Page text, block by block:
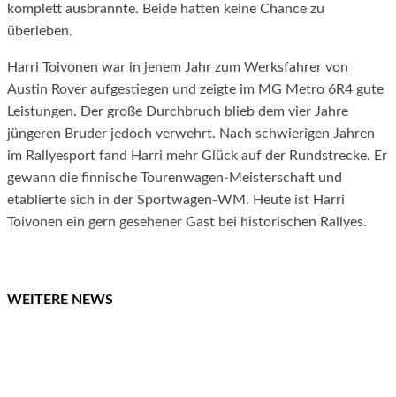
komplett ausbrannte. Beide hatten keine Chance zu
überleben.
Harri Toivonen war in jenem Jahr zum Werksfahrer von
Austin Rover aufgestiegen und zeigte im MG Metro 6R4 gute
Leistungen. Der große Durchbruch blieb dem vier Jahre
jüngeren Bruder jedoch verwehrt. Nach schwierigen Jahren
im Rallyesport fand Harri mehr Glück auf der Rundstrecke. Er
gewann die finnische Tourenwagen-Meisterschaft und
etablierte sich in der Sportwagen-WM. Heute ist Harri
Toivonen ein gern gesehener Gast bei historischen Rallyes.
WEITERE NEWS